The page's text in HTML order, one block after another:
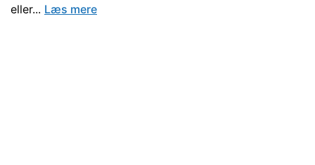
eller... Læs mere